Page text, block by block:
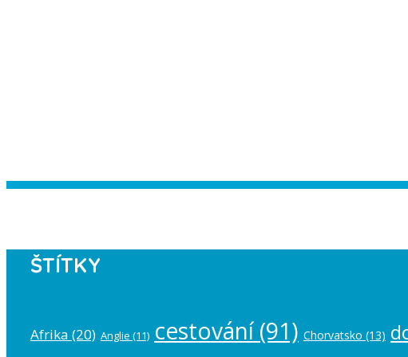
ŠTÍTKY
Afrika (20) Anglie (11) cestování(91) Chorvatsko (13)